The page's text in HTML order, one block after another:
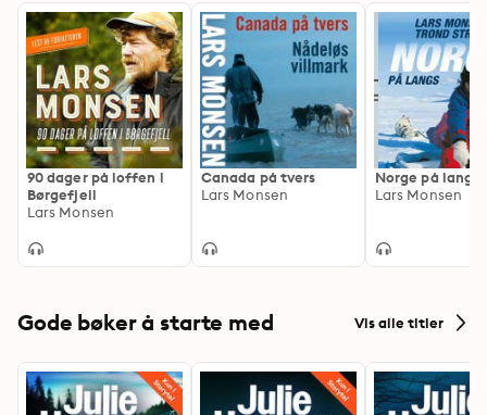
90 dager på loffen i
Børgefjell
Lars Monsen
Canada på tvers
Lars Monsen
Norge på langs
Lars Monsen
Gode bøker å starte med Vis alle titler